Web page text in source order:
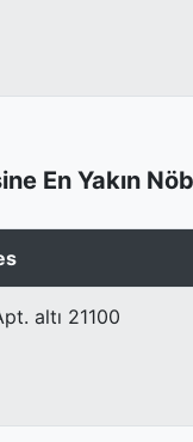
En Yakın
altı 21100